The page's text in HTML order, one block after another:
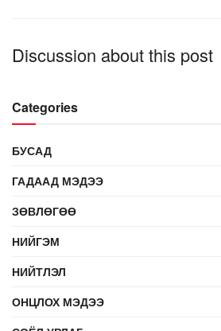
Discussion about this post
Categories
БУСАД
ГАДААД МЭДЭЭ
ЗӨВЛӨГӨӨ
НИЙГЭМ
НИЙТЛЭЛ
ОНЦЛОХ МЭДЭЭ